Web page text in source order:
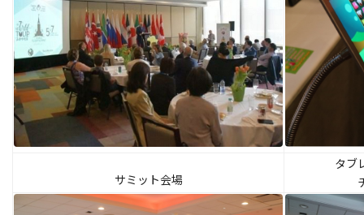
サミット会場
タブ